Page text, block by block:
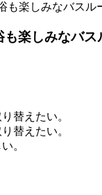
も楽しみなバスル
楽しみなバ
替えたい。
替えたい。
。